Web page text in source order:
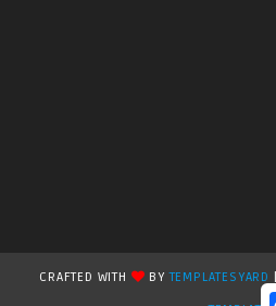
CRAFTED WITH BYTEMPLATESYARD